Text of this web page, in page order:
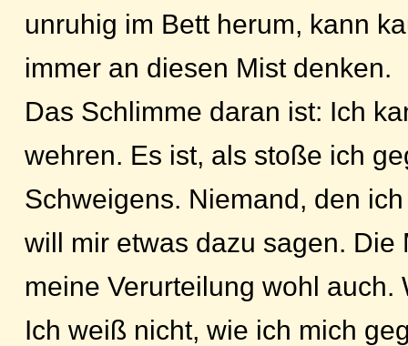
unruhig im Bett herum, kann
immer an diesen Mist denken.
Das Schlimme daran ist: Ich
wehren. Es ist, als stoße ich
Schweigens. Niemand, den
will mir etwas dazu sagen. Die
meine Verurteilung wohl auch.
Ich weiß nicht, wie ich mich